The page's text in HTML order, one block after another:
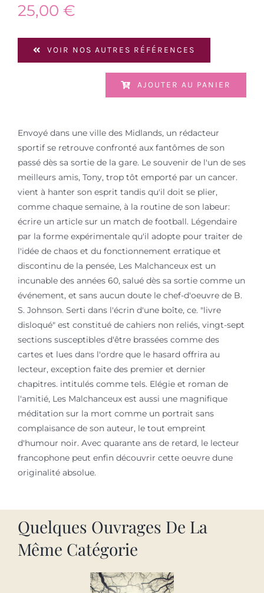
25,00 €
VOIR NOS AUTRES RÉFÉRENCES
AJOUTER AU PANIER
Envoyé dans une ville des Midlands, un rédacteur
sportif se retrouve confronté aux fantômes de son
passé dès sa sortie de la gare. Le souvenir de l'un de ses
meilleurs amis, Tony, trop tôt emporté par un cancer.
vient à hanter son esprit tandis qu'il doit se plier,
comme chaque semaine, à la routine de son labeur:
écrire un article sur un match de football. Légendaire
par la forme expérimentale qu'il adopte pour traiter de
l'idée de chaos et du fonctionnement erratique et
discontinu de la pensée, Les Malchanceux est un
incunable des années 60, salué dès sa sortie comme un
événement, et sans aucun doute le chef-d'oeuvre de B.
S. Johnson. Serti dans l'écrin d'une boîte, ce. "livre
disloqué" est constitué de cahiers non reliés, vingt-sept
sections susceptibles d'être brassées comme des
cartes et lues dans l'ordre que le hasard offrira au
lecteur, exception faite des premier et dernier
chapitres. intitulés comme tels. Elégie et roman de
l'amitié, Les Malchanceux est aussi une magnifique
méditation sur la mort comme un portrait sans
complaisance de son auteur, le tout empreint
d'humour noir. Avec quarante ans de retard, le lecteur
francophone peut enfin découvrir cette oeuvre dune
originalité absolue.
Quelques Ouvrages De La
Même Catégorie